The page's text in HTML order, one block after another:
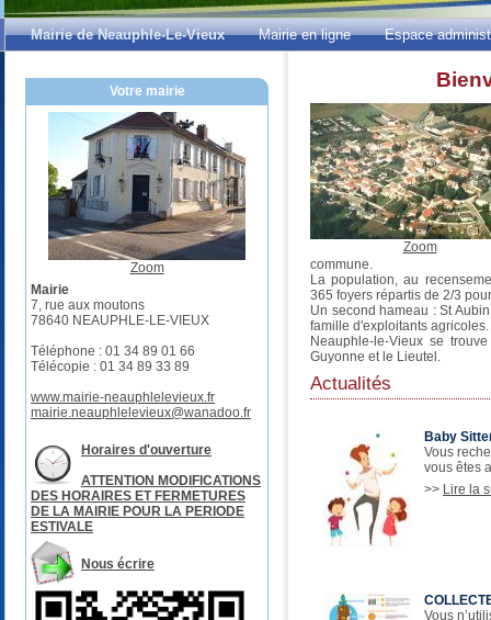
Mairie de Neauphle-Le-Vieux Mairie en ligne Espace
Zoom
commune.
La population, au
365 foyers répartis de 2/3
Un second hameau : St
famille d'exploitants agricoles.
Neauphle-le-Vieux se
Guyonne et le Lieutel.
Actualités
Baby
Vous
vous êtes
>> Lire la
Vous
Votre mairie
Zoom
Mairie
7, rue aux moutons
78640 NEAUPHLE-LE-VIEUX
Téléphone : 01 34 89 01 66
Télécopie : 01 34 89 33 89
www.mairie-neauphlelevieux.fr
mairie.neauphlelevieux@wanadoo.fr
Horaires d'ouverture
ATTENTION MODIFICATIONS
DES HORAIRES ET FERMETURES
DE LA MAIRIE POUR LA PERIODE
ESTIVALE
Nous écrire